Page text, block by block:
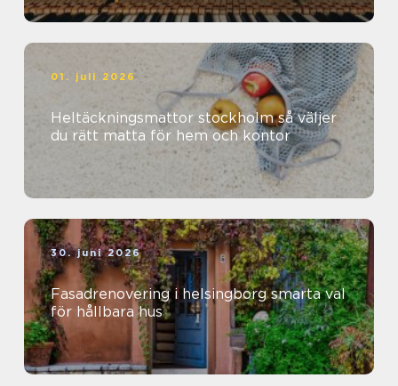
01. juli 2026
Heltäckningsmattor stockholm så väljer
du rätt matta för hem och kontor
30. juni 2026
Fasadrenovering i helsingborg smarta val
för hållbara hus